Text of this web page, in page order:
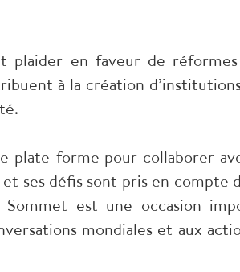
plaider en faveur de
à la création
plate-forme pour collaborer
ses défis sont pris en compte
est une occasion
mondiales et aux